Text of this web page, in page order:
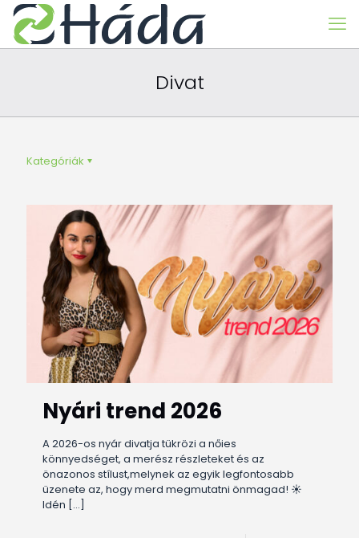
Divat
Kategóriák
Nyári trend 2026
A 2026-os nyár divatja tükrözi a nőies
könnyedséget, a merész részleteket és az
önazonos stílust,melynek az egyik legfontosabb
üzenete az, hogy merd megmutatni önmagad! ☀️
Idén […]